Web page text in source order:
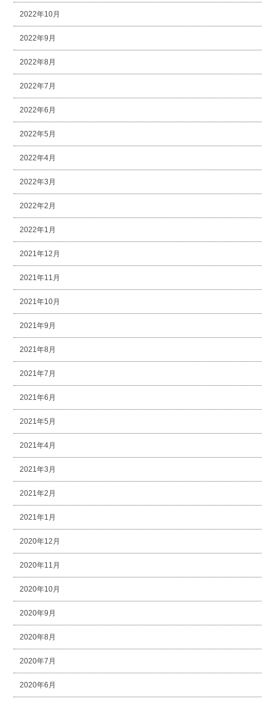
2022年10月
2022年9月
2022年8月
2022年7月
2022年6月
2022年5月
2022年4月
2022年3月
2022年2月
2022年1月
2021年12月
2021年11月
2021年10月
2021年9月
2021年8月
2021年7月
2021年6月
2021年5月
2021年4月
2021年3月
2021年2月
2021年1月
2020年12月
2020年11月
2020年10月
2020年9月
2020年8月
2020年7月
2020年6月